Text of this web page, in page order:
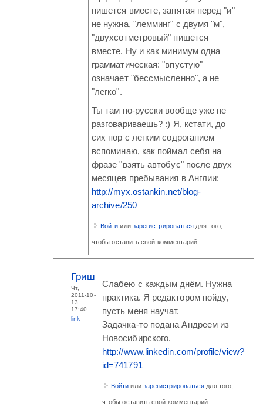
пишется вместе, запятая перед "и"
не нужна, "лемминг" с двумя "м",
"двухсотметровый" пишется
вместе. Ну и как минимум одна
грамматическая: "впустую"
означает "бессмысленно", а не
"легко".
Ты там по-русски вообще уже не
разговариваешь? :) Я, кстати, до
сих пор с легким содроганием
вспоминаю, как поймал себя на
фразе "взять автобус" после двух
месяцев пребывания в Англии:
http://myx.ostankin.net/blog-
archive/250
Войти или зарегистрироваться для того,
чтобы оставить свой комментарий.
Гриш
Чт,
2011-10-
13
17:40
link
Слабею с каждым днём. Нужна
практика. Я редактором пойду,
пусть меня научат.
Задачка-то подана Андреем из
Новосибирского.
http://www.linkedin.com/profile/view?
id=741791
Войти или зарегистрироваться для того,
чтобы оставить свой комментарий.